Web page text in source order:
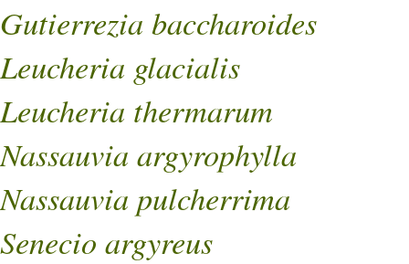
Gutierrezia baccharoides
Leucheria glacialis
Leucheria thermarum
Nassauvia argyrophylla
Nassauvia pulcherrima
Senecio argyreus